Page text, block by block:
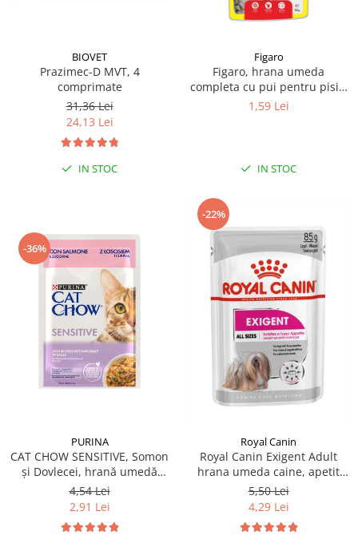
BIOVET
Prazimec-D MVT, 4
comprimate
31,36 Lei
24,13 Lei
IN STOC
Figaro
Figaro, hrana umeda
completa cu pui pentru pisici
adulte 85 g
1,59 Lei
IN STOC
-36%
PURINA
CAT CHOW SENSITIVE, Somon
și Dovlecei, hrană umedă
pentru pisici 1x85 g
4,54 Lei
2,91 Lei
-22%
Royal Canin
Royal Canin Exigent Adult
hrana umeda caine, apetit
capricios (Loaf), 85 g
5,50 Lei
4,29 Lei